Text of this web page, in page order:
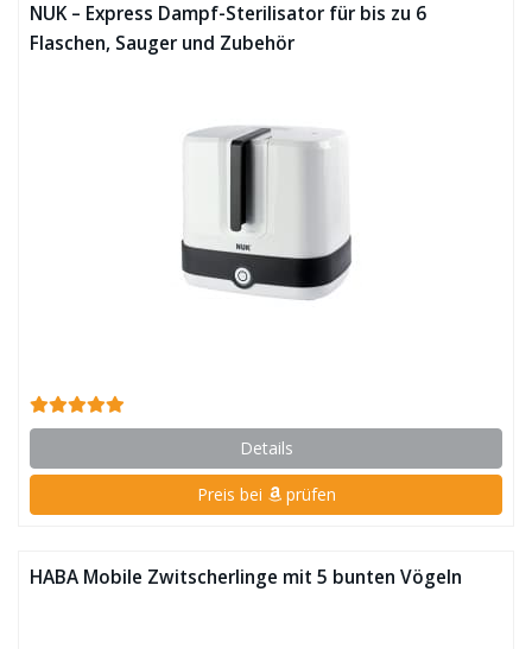
NUK – Express Dampf-Sterilisator für bis zu 6
Flaschen, Sauger und Zubehör
Details
Preis bei prüfen
HABA Mobile Zwitscherlinge mit 5 bunten Vögeln